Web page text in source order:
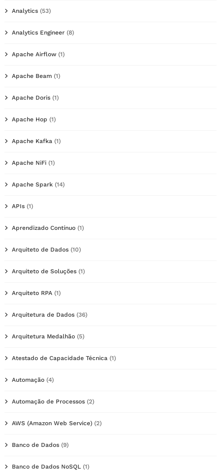
Analytics (53)
Analytics Engineer (8)
Apache Airflow (1)
Apache Beam (1)
Apache Doris (1)
Apache Hop (1)
Apache Kafka (1)
Apache NiFi (1)
Apache Spark (14)
APIs (1)
Aprendizado Contínuo (1)
Arquiteto de Dados (10)
Arquiteto de Soluções (1)
Arquiteto RPA (1)
Arquitetura de Dados (36)
Arquitetura Medalhão (5)
Atestado de Capacidade Técnica (1)
Automação (4)
Automação de Processos (2)
AWS (Amazon Web Service) (2)
Banco de Dados (9)
Banco de Dados NoSQL (1)